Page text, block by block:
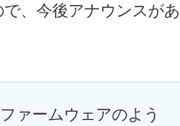
、今後アナウンスがあ
ァームウェアのよう